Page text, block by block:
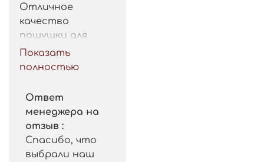
Отличное
качество
пошушки для
такой цены.
Рекомендую.
Показать
полностью
Ответ
менеджера на
отзыв :
Спасибо, что
выбрали наш